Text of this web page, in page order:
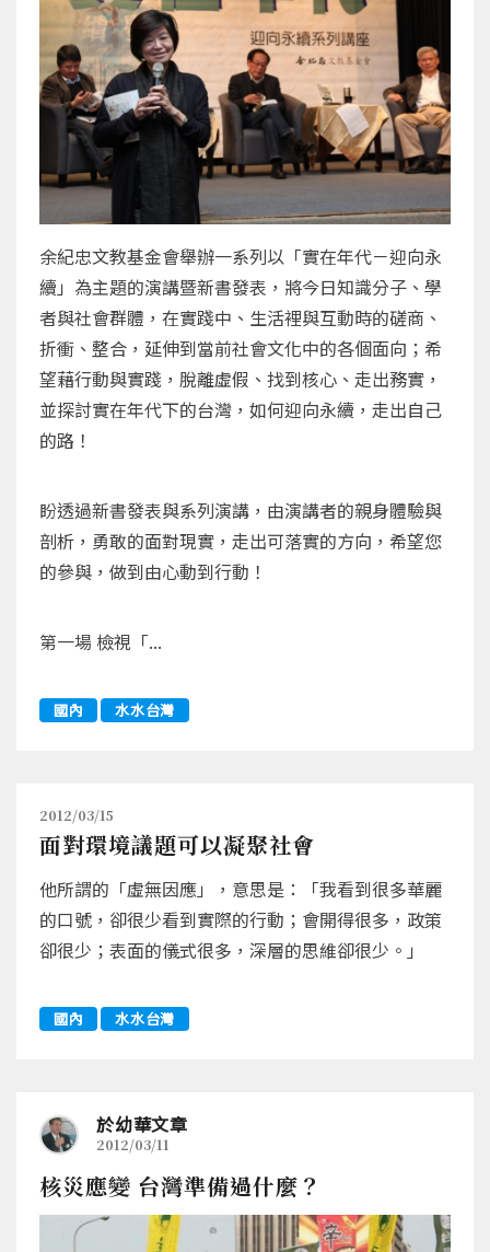
余紀忠文教基金會舉辦一系列以「實在年代－迎向永
續」為主題的演講暨新書發表，將今日知識分子、學
者與社會群體，在實踐中、生活裡與互動時的磋商、
折衝、整合，延伸到當前社會文化中的各個面向；希
望藉行動與實踐，脫離虛假、找到核心、走出務實，
並探討實在年代下的台灣，如何迎向永續，走出自己
的路！
盼透過新書發表與系列演講，由演講者的親身體驗與
剖析，勇敢的面對現實，走出可落實的方向，希望您
的參與，做到由心動到行動！
第一場 檢視「...
國內 水水台灣
2012/03/15
面對環境議題可以凝聚社會
他所謂的「虛無因應」，意思是：「我看到很多華麗
的口號，卻很少看到實際的行動；會開得很多，政策
卻很少；表面的儀式很多，深層的思維卻很少。」
國內 水水台灣
於幼華文章
2012/03/11
核災應變 台灣準備過什麼？